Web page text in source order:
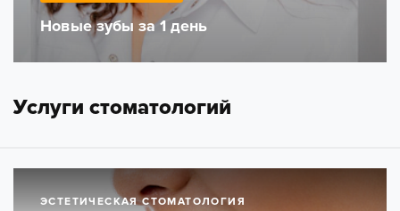
Новые зубы за 1 день
Услуги стоматологий
ЭСТЕТИЧЕСКАЯ СТОМАТОЛОГИЯ